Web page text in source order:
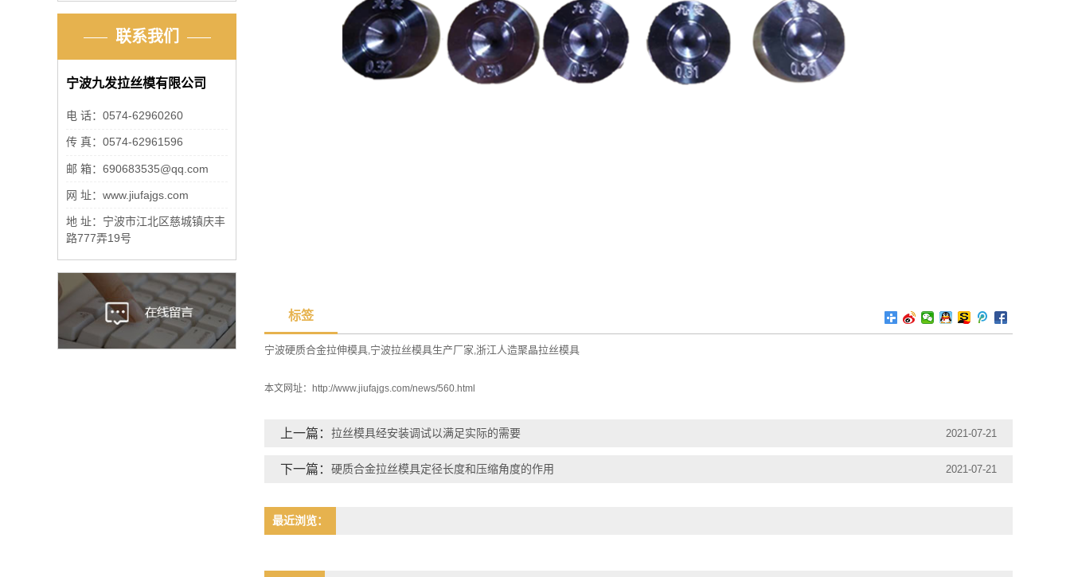
联系我们
宁波九发拉丝模有限公司
电 话：0574-62960260
传 真：0574-62961596
邮 箱：690683535@qq.com
网 址：www.jiufajgs.com
地 址：宁波市江北区慈城镇庆丰
路777弄19号
标签
宁波硬质合金拉伸模具,宁波拉丝模具生产厂家,浙江人造聚晶拉丝模具
本文网址： http://www.jiufajgs.com/news/560.html
上一篇： 拉丝模具经安装调试以满足实际的需要 2021-07-21
下一篇： 硬质合金拉丝模具定径长度和压缩角度的作用 2021-07-21
最近浏览：